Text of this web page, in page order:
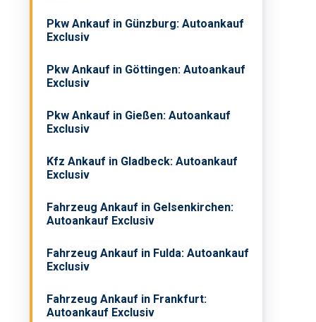
Pkw Ankauf in Günzburg: Autoankauf
Exclusiv
Pkw Ankauf in Göttingen: Autoankauf
Exclusiv
Pkw Ankauf in Gießen: Autoankauf
Exclusiv
Kfz Ankauf in Gladbeck: Autoankauf
Exclusiv
Fahrzeug Ankauf in Gelsenkirchen:
Autoankauf Exclusiv
Fahrzeug Ankauf in Fulda: Autoankauf
Exclusiv
Fahrzeug Ankauf in Frankfurt:
Autoankauf Exclusiv